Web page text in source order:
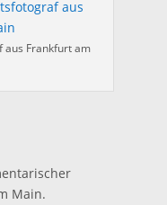
Frankfurt am
Main.